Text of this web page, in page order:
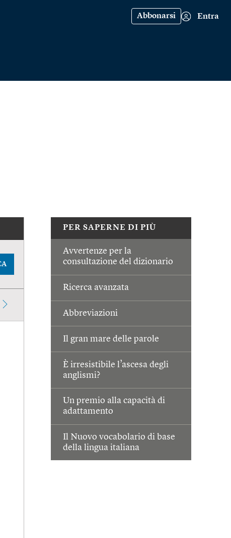
Abbonarsi Entra
PER SAPERNE DI PIÙ
Avvertenze per la
consultazione del dizionario
Ricerca avanzata
Abbreviazioni
Il gran mare delle parole
È irresistibile l’ascesa degli
anglismi?
Un premio alla capacità di
adattamento
Il Nuovo vocabolario di base
della lingua italiana